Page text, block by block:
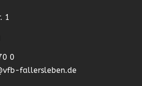
1
0
fallersleben.de